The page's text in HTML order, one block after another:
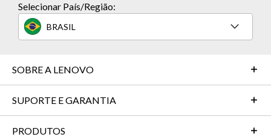
Selecionar País/Região:
BRASIL
SOBRE A LENOVO
SUPORTE E GARANTIA
PRODUTOS